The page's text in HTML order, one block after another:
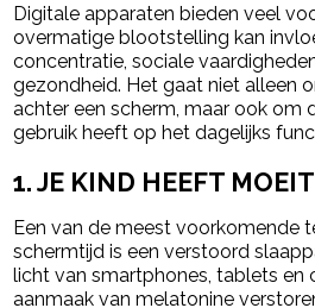
Digitale apparaten bieden veel
overmatige blootstelling kan
concentratie, sociale
gezondheid. Het gaat niet alleen
achter een scherm, maar ook om
gebruik heeft op het dagelijks
1. JE KIND HEEFT
Een van de meest voorkomende
schermtijd is een verstoord
licht van smartphones, tablets en
aanmaak van melatonine